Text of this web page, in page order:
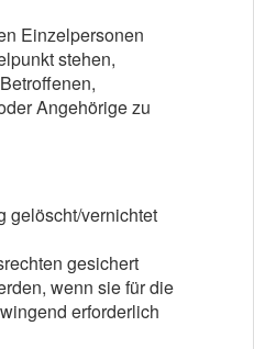
Einzelpersonen
stehen,
Angehörige zu
gelöscht/vernichtet
gesichert
wenn sie für die
erforderlich